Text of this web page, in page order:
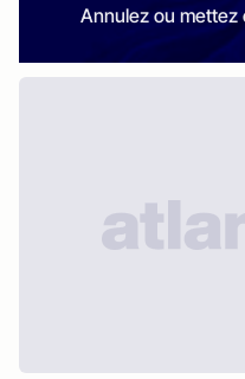
Annulez ou mettez